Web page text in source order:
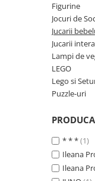
KidConnection
Minte Corp
New Illuminati Files
Numerologie
Paranormal
ReConnect
Figurine
Jocuri de
Jucarii
Jucarii
Lampi de
LEGO
Lego si
Puzzle-uri
* * *(1)
Ileana
Ileana